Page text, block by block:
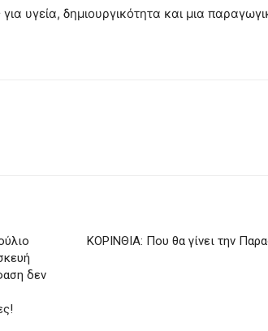
υγεία, δημιουργικότητα και μια
δεν
ΚΟΡΙΝΘΙΑ: Που θα γίνει την